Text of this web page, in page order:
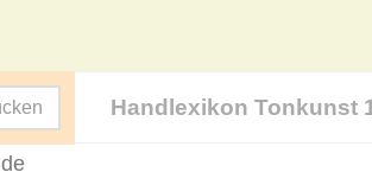
Handlexikon Tonkunst